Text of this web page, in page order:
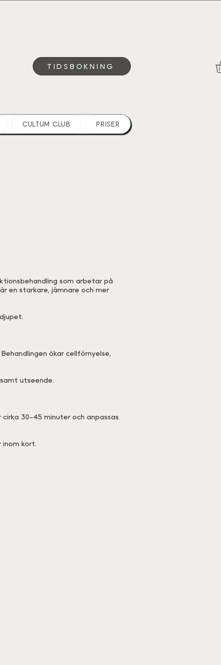
TIDSBOKNING
CULTUM CLUB PRISER
som arbetar på
en starkare, jämnare och mer
ökar cellförnyelse,
utseende.
30–45 minuter och anpassas
inom kort.